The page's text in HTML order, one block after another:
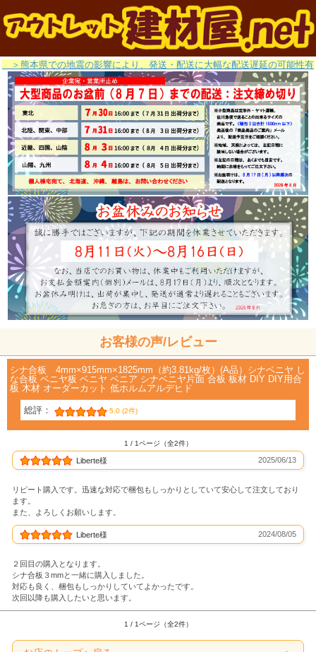
＞熊本県での地震の影響により、発送・配送に大幅な配送遅延の可能性有
お客様の声/レビュー
シナ合板 4mm×915mm×1825mm（約3.81kg/枚）(A品）シナベニヤ し
な合板 ベニヤ板 ベニヤ ベニア シナベニヤ片面 合板 板材 DIY DIY用合
板 木材 オーダーカット 低ホルムアルデヒド
総評： 5.0 (2件)
1 / 1ページ（全2件）
Liberte様 2025/06/13
リピート購入です。迅速な対応で梱包もしっかりとしていて安心して注文しており
ます。
また、よろしくお願いします。
Liberte様 2024/08/05
２回目の購入となります。
シナ合板３mmと一緒に購入しました。
対応も良く、梱包もしっかりしていてよかったです。
次回以降も購入したいと思います。
1 / 1ページ（全2件）